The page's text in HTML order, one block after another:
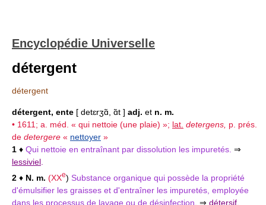
Encyclopédie Universelle
détergent
détergent
détergent, ente [ detɛrʒɑ̃, ɑ̃t ] adj. et n. m.
• 1611; a. méd. « qui nettoie (une plaie) »; lat. detergens, p. prés.
de detergere « nettoyer »
1 ♦ Qui nettoie en entraînant par dissolution les impuretés. ⇒
lessiviel
2 ♦ N. m. (XXe) Substance organique qui possède la propriété
d'émulsifier les graisses et d'entraîner les impuretés, employée
dans les processus de lavage ou de désinfection. ⇒ détersif